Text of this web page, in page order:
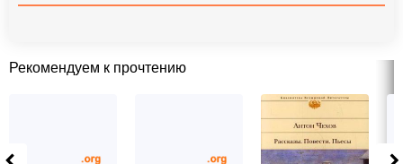
Рекомендуем к прочтению